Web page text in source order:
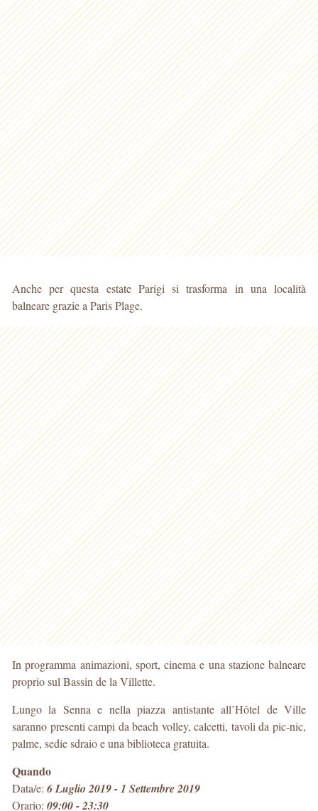
Anche per questa estate Parigi si trasforma in una località
balneare grazie a Paris Plage.
In programma animazioni, sport, cinema e una stazione balneare
proprio sul Bassin de la Villette.
Lungo la Senna e nella piazza antistante all’Hôtel de Ville
saranno presenti campi da beach volley, calcetti, tavoli da pic-nic,
palme, sedie sdraio e una biblioteca gratuita.
Quando
Data/e: 6 Luglio 2019 - 1 Settembre 2019
Orario: 09:00 - 23:30